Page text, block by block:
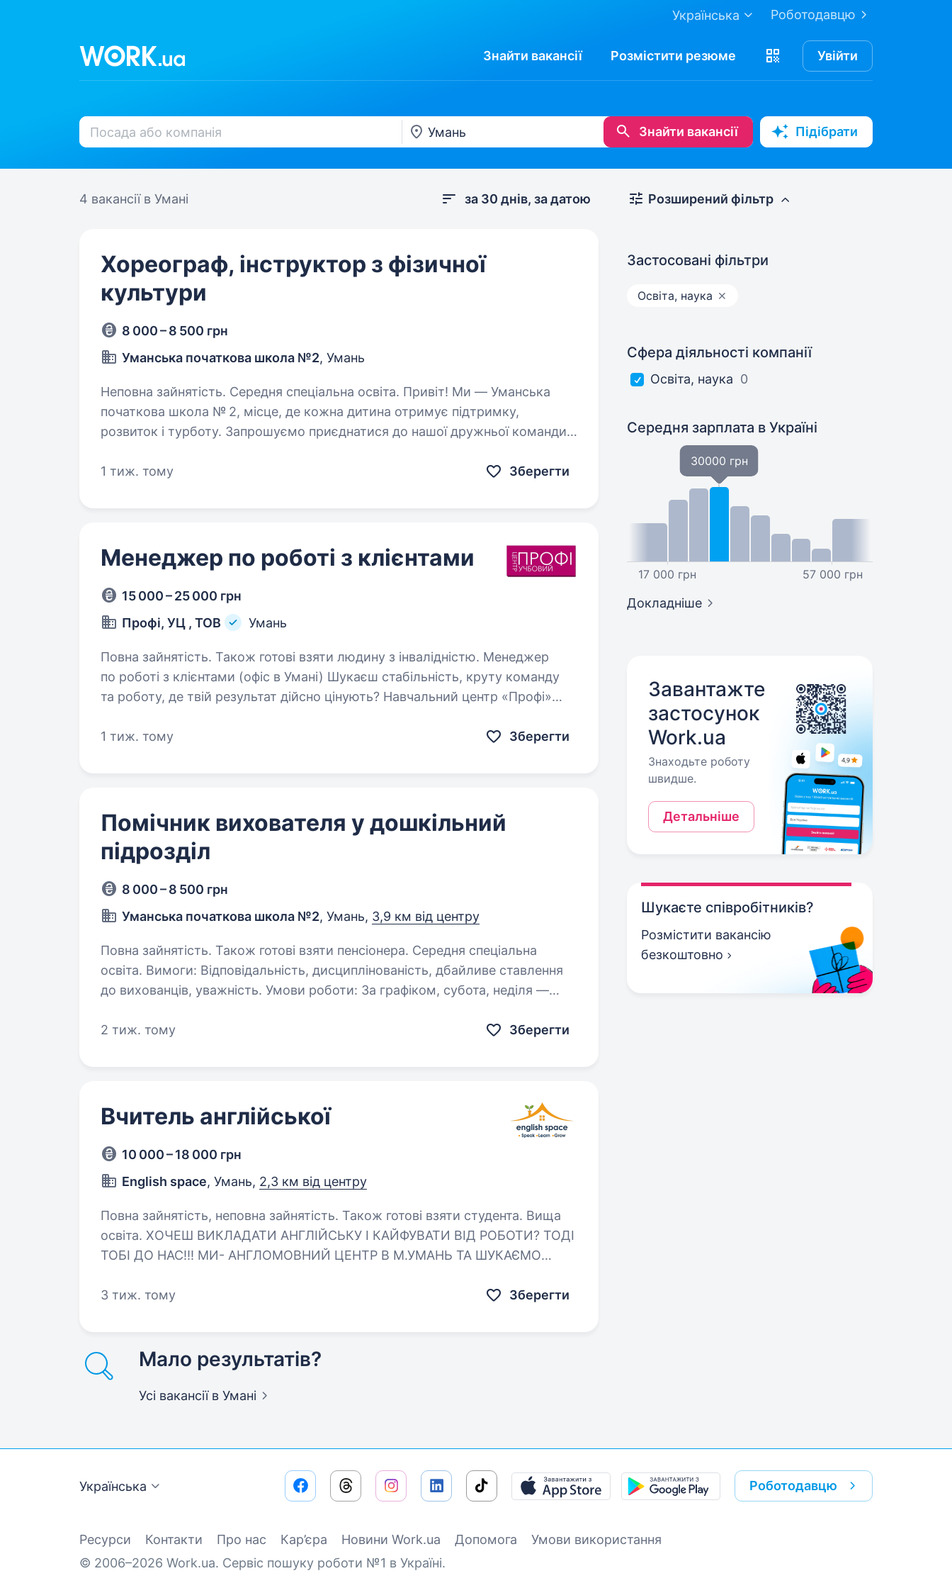
Роботодавцю
Українська
Знайти вакансії Розмістити резюме Увійти
Знайти вакансії Підібрати
4 вакансії в Умані за 30 днів, за датою
Хореограф, інструктор з фізичної
культури
8 000 – 8 500 грн
Уманська початкова школа №2, Умань
Неповна зайнятість. Середня спеціальна освіта. Привіт! Ми — Уманська
початкова школа № 2, місце, де кожна дитина отримує підтримку,
розвиток і турботу. Запрошуємо приєднатися до нашої дружньої команди
1 тиж. тому
Зберегти
Менеджер по роботі з клієнтами
15 000 – 25 000 грн
Профі, УЦ , ТОВ
Умань
Повна зайнятість. Також готові взяти людину з інвалідністю. Менеджер
по роботі з клієнтами (офіс в Умані) Шукаєш стабільність, круту команду
та роботу, де твій результат дійсно цінують? Навчальний центр «Профі»
1 тиж. тому
Зберегти
Помічник вихователя у дошкільний
підрозділ
8 000 – 8 500 грн
Уманська початкова школа №2, Умань, 3,9 км від центру
Повна зайнятість. Також готові взяти пенсіонера. Середня спеціальна
освіта. Вимоги: Відповідальність, дисциплінованість, дбайливе ставлення
до вихованців, уважність. Умови роботи: За графіком, субота, неділя —
підтримка…
2 тиж. тому Зберегти
Вчитель англійської
10 000 – 18 000 грн
English space, Умань, 2,3 км від центру
Повна зайнятість, неповна зайнятість. Також готові взяти студента. Вища
освіта. ХОЧЕШ ВИКЛАДАТИ АНГЛІЙСЬКУ І КАЙФУВАТИ ВІД РОБОТИ? ТОДІ
ТОБІ ДО НАС!!! МИ- АНГЛОМОВНИЙ ЦЕНТР В М.УМАНЬ ТА ШУКАЄМО
3 тиж. тому Зберегти
Мало результатів?
Усі вакансії в Умані
Розширений фільтр
Застосовані фільтри
Освіта, наука
Сфера діяльності компанії
Освіта, наука 0
Середня зарплата в Україні
17 000 грн
30000 грн
57 000 грн
Докладніше
Завантажте
застосунок
Work.ua
Знаходьте роботу
швидше.
Детальніше
Шукаєте співробітників?
Розмістити вакансію
безкоштовно
Українська Роботодавцю
Ресурси Контакти Про нас Кар’єра Новини Work.ua Допомога
Умови використання
© 2006–2026 Work.ua. Сервіс пошуку роботи №1 в Україні.